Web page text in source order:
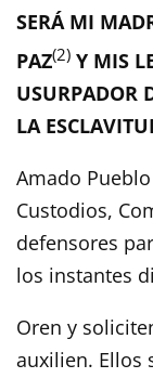
SERÁ MI
PAZ(2) Y MIS
USURPADOR
LA
Amado
Custodios,
defensores
los instantes
Oren y
auxilien. Ellos